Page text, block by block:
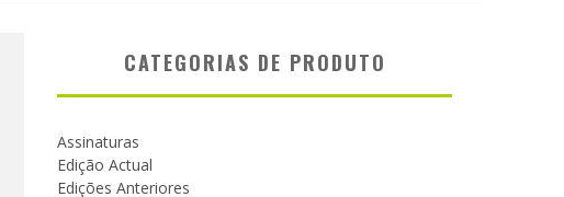
CATEGORIAS DE PRODUTO
Assinaturas
Edição Actual
Edições Anteriores